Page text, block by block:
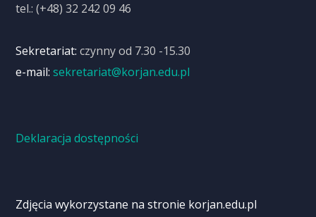
tel.: (+48) 32 242 09 46
Sekretariat: czynny od 7.30 -15.30
e-mail:sekretariat@korjan.edu.pl
Deklaracja dostępności
Zdjęcia wykorzystane na stronie korjan.edu.pl